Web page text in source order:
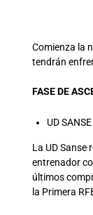
Comienza la
tendrán
FASE DE
UD
La UD Sanse
entrenador
últimos
la Primera